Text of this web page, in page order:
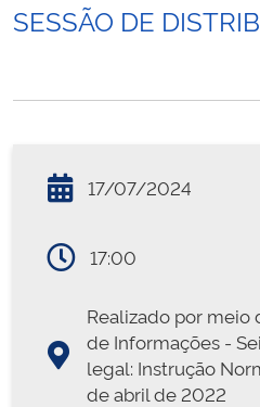
SESSÃO DE
17/07/2024
17:00
Realizado por meio
de Informações -
legal: Instrução
de abril de 2022